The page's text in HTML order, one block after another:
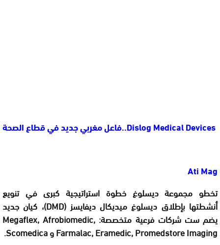
Dislog Medical Devices
..فاعل مغربي جديد في قطاع الصحة
Ati Mag
تخطو مجموعة ديسلوغ خطوة استراتيجية كبرى في تنويع
أنشطتها بإطلاق ديسلوغ ميديكال ديفايسز (DMD)، كيان جديد
يضم ست شركات فرعية متخصصة: Megaflex, Afrobiomedic,
Farmalac, Eramedic, Promedstore Imaging و Scomedica.